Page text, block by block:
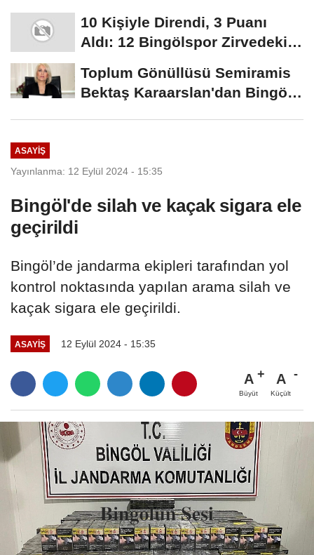
10 Kişiyle Direndi, 3 Puanı
Aldı: 12 Bingölspor Zirvedeki
Toplum Gönüllüsü Semiramis
Bektaş Karaarslan'dan Bingöl
ASAYIŞ
Yayınlanma: 12 Eylül 2024 - 15:35
Bingöl'de silah ve kaçak sigara ele
geçirildi
Bingöl’de jandarma ekipleri tarafından yol
kontrol noktasında yapılan arama silah ve
kaçak sigara ele geçirildi.
ASAYIŞ 12 Eylül 2024 - 15:35
A
Büyüt
A
Küçült